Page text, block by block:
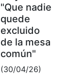
"Que nadie
quede
excluido
de la mesa
común"
(30/04/26)